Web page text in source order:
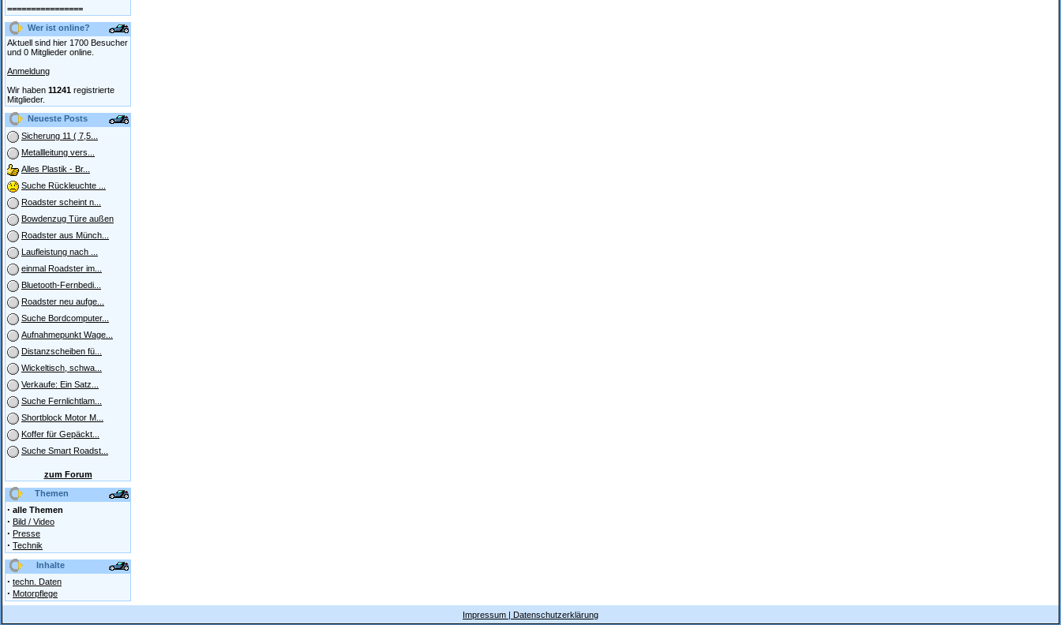
================
Wer ist online?
Aktuell sind hier 1700 Besucher
und 0 Mitglieder online.
Anmeldung
Wir haben 11241 registrierte
Mitglieder.
Neueste Posts
Sicherung 11 ( 7,5...
Metallleitung vers...
Alles Plastik - Br...
Suche Rückleuchte ...
Roadster scheint n...
Bowdenzug Türe außen
Roadster aus Münch...
Laufleistung nach ...
einmal Roadster im...
Bluetooth-Fernbedi...
Roadster neu aufge...
Suche Bordcomputer...
Aufnahmepunkt Wage...
Distanzscheiben fü...
Wickeltisch, schwa...
Verkaufe: Ein Satz...
Suche Fernlichtlam...
Shortblock Motor M...
Koffer für Gepäckt...
Suche Smart Roadst...
zum Forum
Themen
· alle Themen
· Bild / Video
· Presse
· Technik
Inhalte
· techn. Daten
· Motorpflege
Impressum | Datenschutzerklärung